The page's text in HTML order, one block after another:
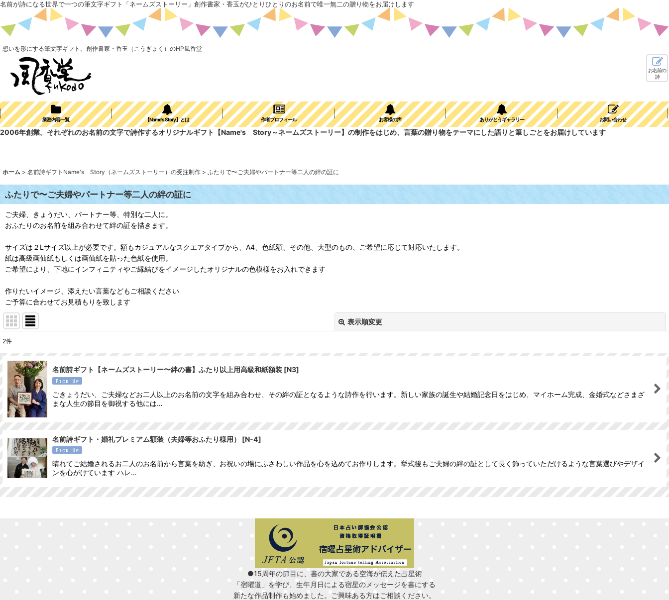
名前が詩になる世界で一つの筆文字ギフト「ネームズストーリー」創作書家・香玉がひとりひとりのお名前で唯一無二の贈り物をお届けします
想いを形にする筆文字ギフト。創作書家・香玉（こうぎょく）のHP風香堂
お名前の
詩
業務内容一覧 【Name's Story】とは 作者プロフィール お客様の声 ありがとうギャラリー お問い合わせ
2006年創業。それぞれのお名前の文字で詩作するオリジナルギフト【Name's Story～ネームズストーリー】の制作をはじめ、言葉の贈り物をテーマにした語りと筆しごとをお届けしています
ホーム > 名前詩ギフトName's Story（ネームズストーリー）の受注制作 > ふたりで〜ご夫婦やパートナー等二人の絆の証に
ふたりで〜ご夫婦やパートナー等二人の絆の証に
ご夫婦、きょうだい、パートナー等、特別な二人に。
おふたりのお名前を組み合わせて絆の証を描きます。
サイズは２Lサイズ以上が必要です。額もカジュアルなスクエアタイプから、A4、色紙額、その他、大型のもの、ご希望に応じて対応いたします。
紙は高級画仙紙もしくは画仙紙を貼った色紙を使用。
ご希望により、下地にインフィニティやご縁結びをイメージしたオリジナルの色模様をお入れできます
作りたいイメージ、添えたい言葉などもご相談ください
ご予算に合わせてお見積もりを致します
表示順変更
並び順:
2件
名前詩ギフト【ネームズストーリー〜絆の書】ふたり以上用高級和紙額装 [N3]
ごきょうだい、ご夫婦などお二人以上のお名前の文字を組み合わせ、その絆の証となるような詩作を行います。新しい家族の誕生や結婚記念日をはじめ、マイホーム完成、金婚式などさまざ
まな人生の節目を御祝する他には…
名前詩ギフト・婚礼プレミアム額装（夫婦等おふたり様用） [N-4]
晴れてご結婚されるお二人のお名前から言葉を紡ぎ、お祝いの場にふさわしい作品を心を込めてお作りします。挙式後もご夫婦の絆の証として長く飾っていただけるような言葉選びやデザイ
ンを心がけています ハレ…
●15周年の節目に、書の大家である空海が伝えた占星術
「宿曜道」を学び、生年月日による宿星のメッセージを書にする
新たな作品制作も始めました。ご興味ある方はご相談ください。